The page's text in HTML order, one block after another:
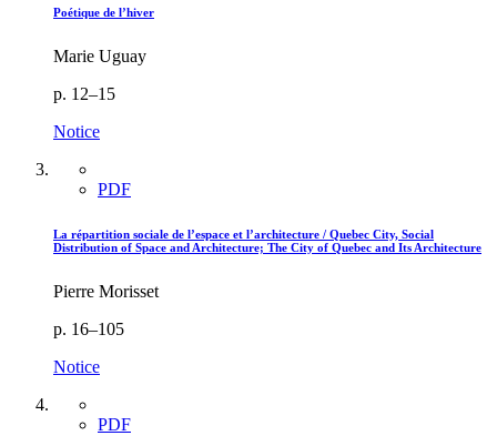
Poétique de l’hiver
Marie Uguay
p. 12–15
Notice
PDF
La répartition sociale de l’espace et l’architecture / Quebec City, Social
Distribution of Space and Architecture; The City of Quebec and Its Architecture
Pierre Morisset
p. 16–105
Notice
PDF